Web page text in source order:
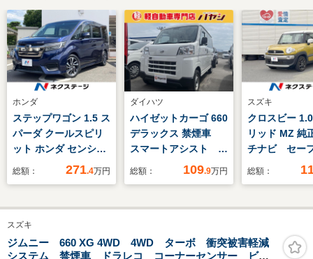
ホンダ
ステップワゴン 1.5 ス
パーダ クールスピリ
ット ホンダ センシン
グ Gathers10型ナ
メラ ホンダセンシン
グ 両側パワスラ ハ
ーフレザーシート
LEDヘッドライト 純
総額： 271.4万円
ダイハツ
ハイゼットカーゴ 660
デラックス 禁煙車
スマートアシスト オ
ートライト ラジオ
ーセンサー アイドリ
ライトレベライザー
リアワイパー エアバ
総額： 109.9万円
スズキ
クロスビー
リッド MZ 純
チナビ セー
サポート ク
Bluetooth
16インチアル
ール 前席シ
総額：
スズキ
ジムニー 660 XG 4WD 4WD ターボ 衝突被害軽減
システム 禁煙車 ドラレコ コーナーセンサー ビル